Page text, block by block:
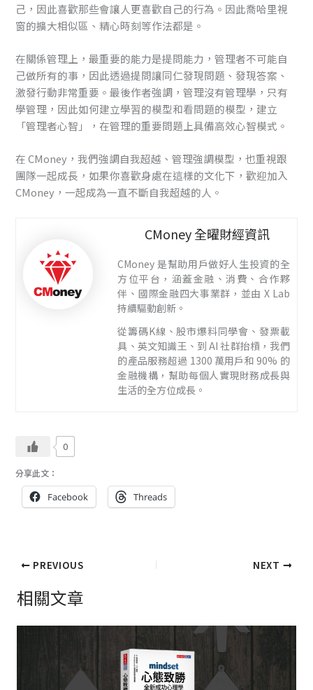
己，因此喜歡那些會讓人更喜歡自己的行為。因此喬哈里視
窗的擴大相似區、精心時刻等作法都是。
在關係管理上，最重要的能力是提問能力，管理者不可能自
己做所有的事，因此透過提問讓同仁發現問題、發現答案、
激發行動非常重要。最後作者強調，管理沒有管理學，只有
學管理，因此如何建立學習的模型和看問題的模型，建立
「管理者心智」，在管理的重要問題上具備高效心智模式。
在 CMoney，我們強調自我超越、管理強調模型，也重視跟
團隊一起成長，如果你喜歡身處在這樣的文化下，歡迎加入
CMoney，一起成為一直不斷自我超越的人。
CMoney 全曜財經資訊
CMoney 是幫助用戶做好人生投資的全
方位平台，涵蓋金融、消費、合作夥
伴、國際金融四大事業群，並由 X Lab
持續驅動創新。
從籌碼K線、股市爆料同學會、發票載
具、英文知識王、到 AI 社群抬槓，我們
的產品服務超過 1300 萬用戶和 90% 的
金融機構，幫助每個人實現財務成長與
生活的全方位成長。
0
分享此文：
Facebook Threads
PREVIOUS NEXT
相關文章